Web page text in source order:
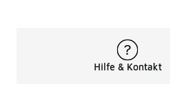
Hilfe & Kontakt